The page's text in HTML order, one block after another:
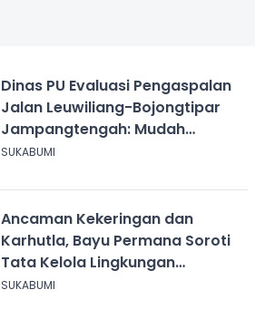
Dinas PU Evaluasi Pengaspalan
Jalan Leuwiliang-Bojongtipar
Jampangtengah: Mudah
Mengelupas
SUKABUMI
Ancaman Kekeringan dan
Karhutla, Bayu Permana Soroti
Tata Kelola Lingkungan
Sukabumi
SUKABUMI